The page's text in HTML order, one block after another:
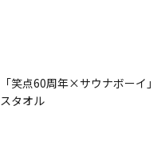
「笑点60周年×サウナボーイ
スタオル